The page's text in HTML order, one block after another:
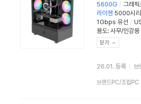
5600G / 그래
라이젠 5000시
1Gbps 유선 /
용도: 사무/인강용
닫기
26.01. 등록 브
상
브랜드PC/조립PC